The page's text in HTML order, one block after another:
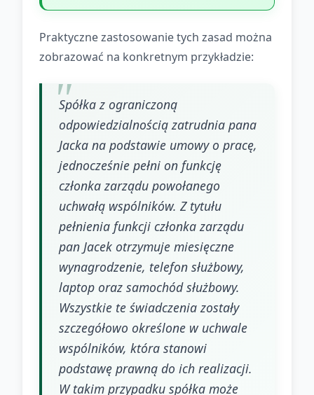
Praktyczne zastosowanie tych zasad można
zobrazować na konkretnym przykładzie:
Spółka z ograniczoną
odpowiedzialnością zatrudnia pana
Jacka na podstawie umowy o pracę,
jednocześnie pełni on funkcję
członka zarządu powołanego
uchwałą wspólników. Z tytułu
pełnienia funkcji członka zarządu
pan Jacek otrzymuje miesięczne
wynagrodzenie, telefon służbowy,
laptop oraz samochód służbowy.
Wszystkie te świadczenia zostały
szczegółowo określone w uchwale
wspólników, która stanowi
podstawę prawną do ich realizacji.
W takim przypadku spółka może